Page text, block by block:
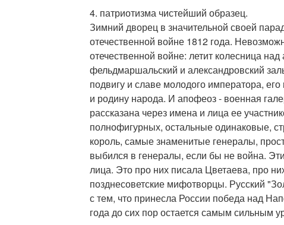
4. патриотизма чистейший образец.
Зимний дворец в значительной своей
отечественной войне 1812 года.
отечественной войне: летит колесница
фельдмаршальский и александровский
подвигу и славе молодого императора,
и родину народа. И апофеоз - военная
рассказана через имена и лица ее
полнофигурных, остальные одинаковые,
король, самые знаменитые генералы,
выбился в генералы, если бы не война.
лица. Это про них писала Цветаева, про
позднесоветские мифотворцы. Русский
с тем, что принесла России победа над
года до сих пор остается самым сильным